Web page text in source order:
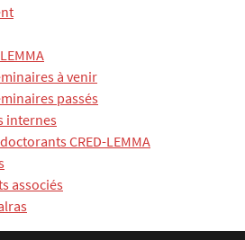
à venir
passés
internes
CRED-LEMMA
associés